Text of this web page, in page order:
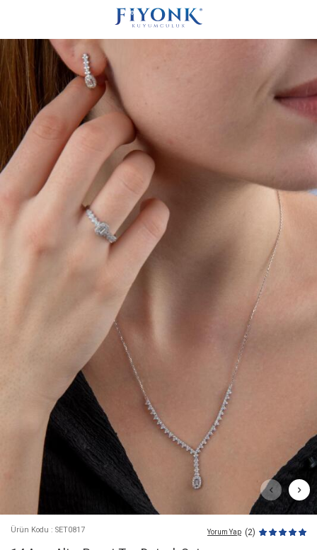
Ürün Kodu : SET0817 Yorum Yap (2)